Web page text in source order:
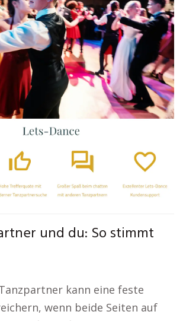
und du: So stimmt
kann eine feste
wenn beide Seiten auf